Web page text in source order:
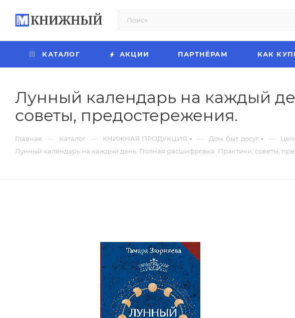
КАТАЛОГ АКЦИИ ПАРТНЁРАМ КАК
Лунный календарь на каждый
советы, предостережения.
Главная — Каталог — КНИЖНАЯ ПРОДУКЦИЯ — Дом. быт. досуг —
Лунный календарь на каждый день. Полная расшифровка. Практики, советы,